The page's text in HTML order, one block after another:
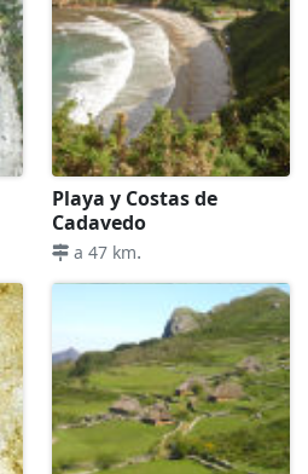
Playa y Costas de
Cadavedo
a 47 km.